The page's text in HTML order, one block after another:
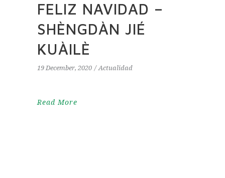
FELIZ NAVIDAD –
SHÈNGDÀN JIÉ
KUÀILÈ
19 December, 2020 Actualidad
Read More